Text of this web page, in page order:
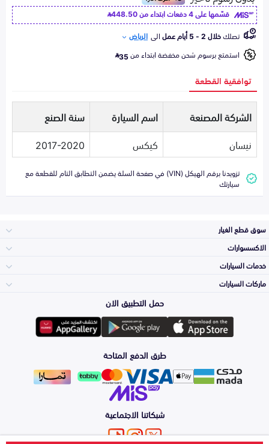
قسّمها على 4 دفعات ابتداء من
448.50
تصلكخلال 2 - 5 أيام عمل الى الرياض
استمتع برسوم شحن مخفضة ابتداء من35
توافقية القطعة
الشركة المصنعة اسم السيارة
سنة الصنع
نيسان
كيكس 2017-2020
تزويدنا برقم الهيكل (VIN) في صفحة السلة يضمن التطابق التام للقطعة مع
سيارتك
سوق قطع الغيار
المكائن، القيرات
وملحقاتها
الشمعات
والاصطبات (الاضاءة)
الفرامل والأقمشة
الاكسسوارات
لوازم الرحلات
اكسسوارات العناية
الزيوت و السوائل
خدمات السيارات
الأكثر مبيعاً
التلميع والعناية
ماركات السيارات
تويوتا
هيونداي
كيا
حمل التطبيق الان
طرق الدفع المتاحة
شبكاتنا الاجتماعية